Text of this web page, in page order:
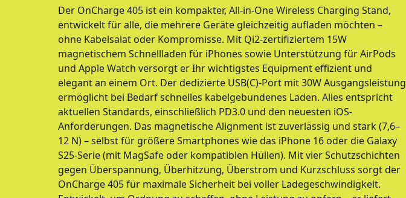
Der OnCharge 405 ist ein kompakter, All-in-One Wireless Charging Stand,
entwickelt für alle, die mehrere Geräte gleichzeitig aufladen möchten –
ohne Kabelsalat oder Kompromisse. Mit Qi2-zertifiziertem 15W
magnetischem Schnellladen für iPhones sowie Unterstützung für AirPods
und Apple Watch versorgt er Ihr wichtigstes Equipment effizient und
elegant an einem Ort. Der dedizierte USB(C)-Port mit 30W Ausgangsleistung
ermöglicht bei Bedarf schnelles kabelgebundenes Laden. Alles entspricht
aktuellen Standards, einschließlich PD3.0 und den neuesten iOS-
Anforderungen. Das magnetische Alignment ist zuverlässig und stark (7,6–
12 N) – selbst für größere Smartphones wie das iPhone 16 oder die Galaxy
S25-Serie (mit MagSafe oder kompatiblen Hüllen). Mit vier Schutzschichten
gegen Überspannung, Überhitzung, Überstrom und Kurzschluss sorgt der
OnCharge 405 für maximale Sicherheit bei voller Ladegeschwindigkeit.